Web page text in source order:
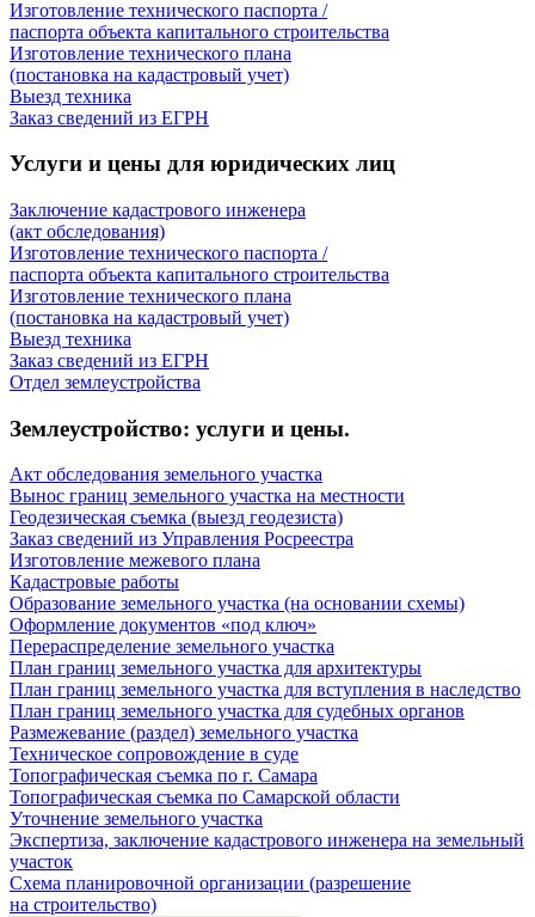
Изготовление технического паспорта /
паспорта объекта капитального строительства
Изготовление технического плана
(постановка на кадастровый учет)
Выезд техника
Заказ сведений из ЕГРН
Услуги и цены для юридических лиц
Заключение кадастрового инженера
(акт обследования)
Изготовление технического паспорта /
паспорта объекта капитального строительства
Изготовление технического плана
(постановка на кадастровый учет)
Выезд техника
Заказ сведений из ЕГРН
Отдел землеустройства
Землеустройство: услуги и цены.
Акт обследования земельного участка
Вынос границ земельного участка на местности
Геодезическая съемка (выезд геодезиста)
Заказ сведений из Управления Росреестра
Изготовление межевого плана
Кадастровые работы
Образование земельного участка (на основании схемы)
Оформление документов «под ключ»
Перераспределение земельного участка
План границ земельного участка для архитектуры
План границ земельного участка для вступления в наследство
План границ земельного участка для судебных органов
Размежевание (раздел) земельного участка
Техническое сопровождение в суде
Топографическая съемка по г. Самара
Топографическая съемка по Самарской области
Уточнение земельного участка
Экспертиза, заключение кадастрового инженера на земельный
участок
Схема планировочной организации (разрешение
на строительство)